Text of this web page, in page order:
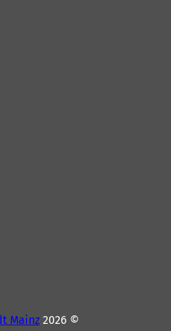
© 2026
Mainz